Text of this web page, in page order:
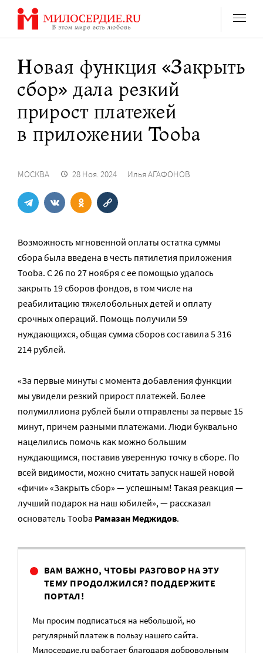
Перейти
содержанию
Новая функция «Закрыть
сбор» дала резкий
прирост платежей
в приложении Tooba
МОСКВА 28 Ноя. 2024 Илья АГАФОНОВ
Возможность мгновенной оплаты остатка суммы
сбора была введена в честь пятилетия приложения
Tooba. С 26 по 27 ноября с ее помощью удалось
закрыть 19 сборов фондов, в том числе на
реабилитацию тяжелобольных детей и оплату
срочных операций. Помощь получили 59
нуждающихся, общая сумма сборов составила 5 316
214 рублей.
«За первые минуты с момента добавления функции
мы увидели резкий прирост платежей. Более
полумиллиона рублей были отправлены за первые 15
минут, причем разными платежами. Люди буквально
нацелились помочь как можно большим
нуждающимся, поставив уверенную точку в сборе. По
всей видимости, можно считать запуск нашей новой
«фичи» «Закрыть сбор» — успешным! Такая реакция —
лучший подарок на наш юбилей», — рассказал
основатель Tooba Рамазан Меджидов.
ВАМ ВАЖНО, ЧТОБЫ РАЗГОВОР НА ЭТУ
ТЕМУ ПРОДОЛЖИЛСЯ? ПОДДЕРЖИТЕ
ПОРТАЛ!
Мы просим подписаться на небольшой, но
регулярный платеж в пользу нашего сайта.
Милосердие.ru работает благодаря добровольным